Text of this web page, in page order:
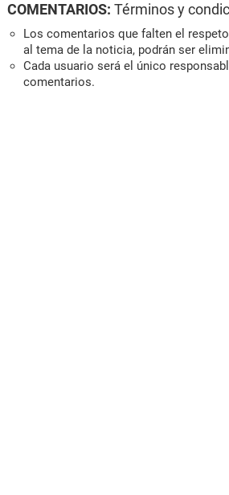
COMENTARIOS: Términos y
Los comentarios que falten el
al tema de la noticia, podrán ser
Cada usuario será el único
comentarios.